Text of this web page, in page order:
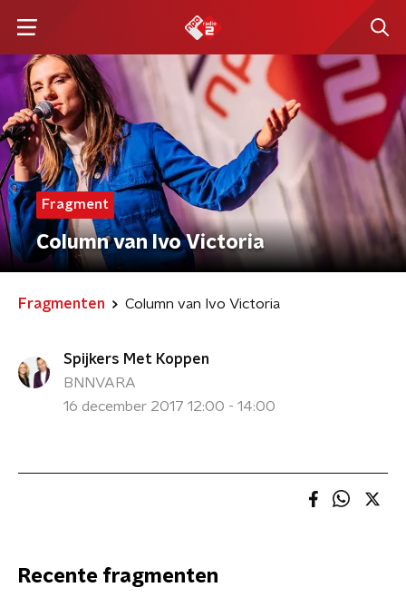
Fragment
Column van Ivo Victoria
Fragmenten Column van Ivo Victoria
Spijkers Met Koppen
BNNVARA
16 december 2017 12:00 - 14:00
Recente fragmenten